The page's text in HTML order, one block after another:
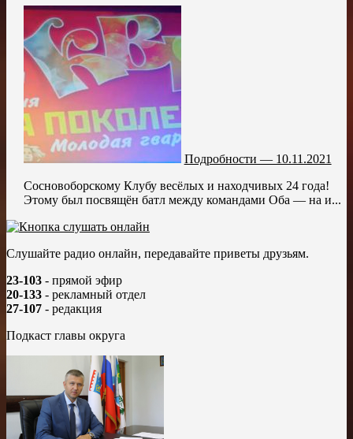
Подробности — 10.11.2021
Сосновоборскому Клубу весёлых и находчивых 24 года!
Этому был посвящён батл между командами Оба — на и...
Слушайте радио онлайн, передавайте приветы друзьям.
23-103 - прямой эфир
20-133 - рекламный отдел
27-107 - редакция
Подкаст главы округа